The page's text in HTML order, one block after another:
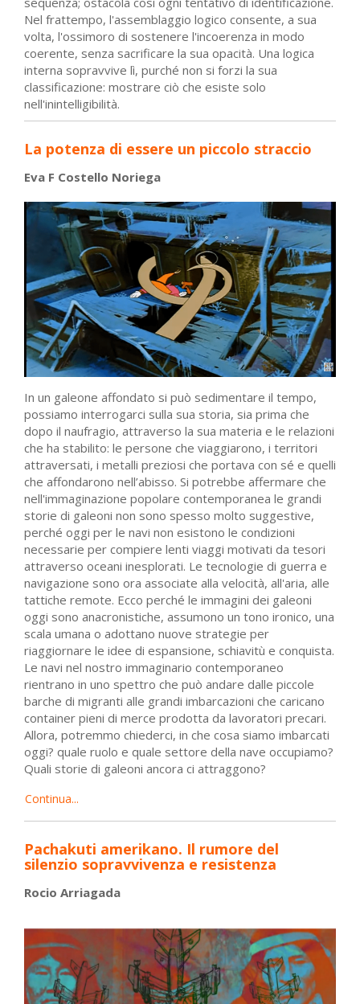
Nel frattempo, l'assemblaggio logico consente, a sua
volta, l'ossimoro di sostenere l'incoerenza in modo
coerente, senza sacrificare la sua opacità. Una logica
interna sopravvive lì, purché non si forzi la sua
classificazione: mostrare ciò che esiste solo
nell'inintelligibilità.
La potenza di essere un piccolo straccio
Eva F Costello Noriega
In un galeone affondato si può sedimentare il tempo,
possiamo interrogarci sulla sua storia, sia prima che
dopo il naufragio, attraverso la sua materia e le relazioni
che ha stabilito: le persone che viaggiarono, i territori
attraversati, i metalli preziosi che portava con sé e quelli
che affondarono nell’abisso. Si potrebbe affermare che
nell'immaginazione popolare contemporanea le grandi
storie di galeoni non sono spesso molto suggestive,
perché oggi per le navi non esistono le condizioni
necessarie per compiere lenti viaggi motivati da tesori
attraverso oceani inesplorati. Le tecnologie di guerra e
navigazione sono ora associate alla velocità, all'aria, alle
tattiche remote. Ecco perché le immagini dei galeoni
oggi sono anacronistiche, assumono un tono ironico, una
scala umana o adottano nuove strategie per
riaggiornare le idee di espansione, schiavitù e conquista.
Le navi nel nostro immaginario contemporaneo
rientrano in uno spettro che può andare dalle piccole
barche di migranti alle grandi imbarcazioni che caricano
container pieni di merce prodotta da lavoratori precari.
Allora, potremmo chiederci, in che cosa siamo imbarcati
oggi? quale ruolo e quale settore della nave occupiamo?
Quali storie di galeoni ancora ci attraggono?
Continua...
Pachakuti amerikano. Il rumore del
silenzio sopravvivenza e resistenza
Rocio Arriagada